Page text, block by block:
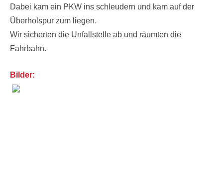
Dabei kam ein PKW ins schleudern und kam auf der
Überholspur zum liegen.
Wir sicherten die Unfallstelle ab und räumten die
Fahrbahn.
Bilder: